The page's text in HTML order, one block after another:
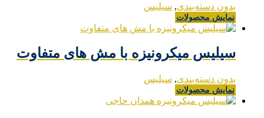
بدون دسته‌بندی, سیلیس
نمایش محصولات
سیلیس میکرونیزه با مش های متفاوت
بدون دسته‌بندی, سیلیس
نمایش محصولات